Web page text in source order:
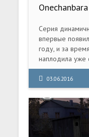
Серия
впервые
году, и за
наплодила уже
игровых
добрались до
довольно
франшизы,
В противном
03.06.2016